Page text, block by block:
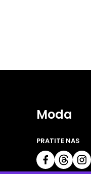
Moda
PRATITE NAS